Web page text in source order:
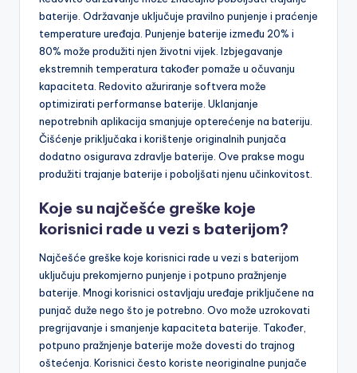
baterije. Održavanje uključuje pravilno punjenje i praćenje
temperature uređaja. Punjenje baterije između 20% i
80% može produžiti njen životni vijek. Izbjegavanje
ekstremnih temperatura također pomaže u očuvanju
kapaciteta. Redovito ažuriranje softvera može
optimizirati performanse baterije. Uklanjanje
nepotrebnih aplikacija smanjuje opterećenje na bateriju.
Čišćenje priključaka i korištenje originalnih punjača
dodatno osigurava zdravlje baterije. Ove prakse mogu
produžiti trajanje baterije i poboljšati njenu učinkovitost.
Koje su najčešće greške koje
korisnici rade u vezi s baterijom?
Najčešće greške koje korisnici rade u vezi s baterijom
uključuju prekomjerno punjenje i potpuno pražnjenje
baterije. Mnogi korisnici ostavljaju uređaje priključene na
punjač duže nego što je potrebno. Ovo može uzrokovati
pregrijavanje i smanjenje kapaciteta baterije. Također,
potpuno pražnjenje baterije može dovesti do trajnog
oštećenja. Korisnici često koriste neoriginalne punjače